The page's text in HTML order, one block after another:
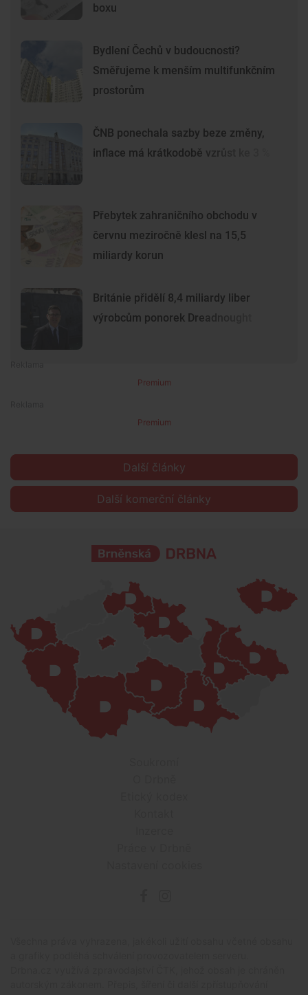
boxu
Bydlení Čechů v budoucnosti?
Směřujeme k menším multifunkčním
prostorům
ČNB ponechala sazby beze změny,
inflace má krátkodobě vzrůst ke 3 %
Přebytek zahraničního obchodu v
červnu meziročně klesl na 15,5
miliardy korun
Británie přidělí 8,4 miliardy liber
výrobcům ponorek Dreadnought
Premium
Premium
Další články
Další komerční články